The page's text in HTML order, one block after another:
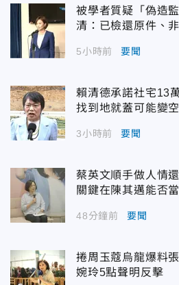
被學者質疑「偽造
清：已檢還原件、
5小時前 要聞
賴清德承諾社宅13
找到地就蓋可能變
3小時前 要聞
蔡英文順手做人情
關鍵在陳其邁能否
48分鐘前 要聞
捲周玉蔻烏龍爆料
婉玲5點聲明反擊